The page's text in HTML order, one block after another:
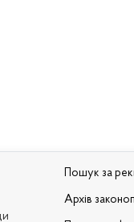
Пошук за
Архів